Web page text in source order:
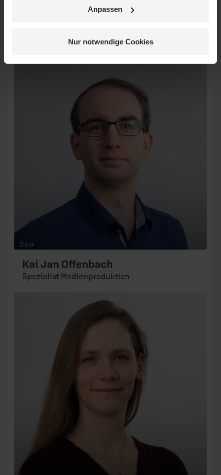
Anpassen
Nur notwendige Cookies
Produkt- & Social Media-Managerin
© ERF
Kai Jan Offenbach
Spezialist Medienproduktion